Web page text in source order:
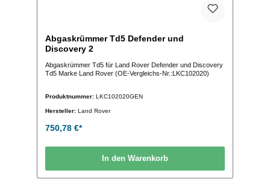
Abgaskrümmer Td5 Defender und
Discovery 2
Abgaskrümmer Td5 für Land Rover Defender und Discovery
Td5 Marke Land Rover (OE-Vergleichs-Nr.:LKC102020)
Produktnummer: LKC102020GEN
Hersteller: Land Rover
750,78 €*
In den Warenkorb